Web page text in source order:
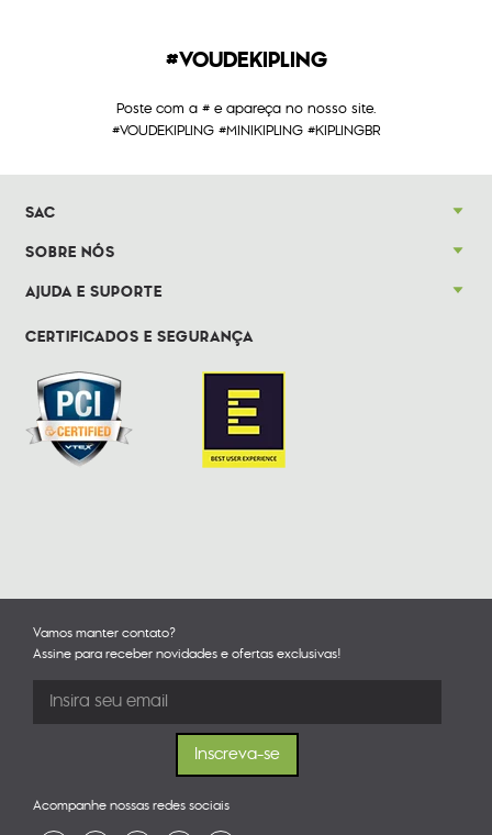
#VOUDEKIPLING
Poste com a # e apareça no nosso site.
#VOUDEKIPLING #MINIKIPLING #KIPLINGBR
SAC
SOBRE NÓS
AJUDA E SUPORTE
CERTIFICADOS E SEGURANÇA
Vamos manter contato?
Assine para receber novidades e ofertas exclusivas!
Acompanhe nossas redes sociais